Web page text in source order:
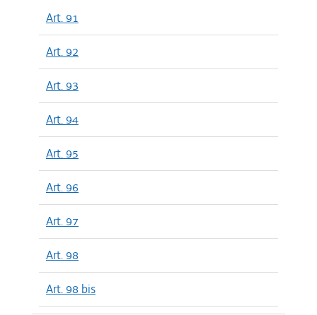
Art. 91
Art. 92
Art. 93
Art. 94
Art. 95
Art. 96
Art. 97
Art. 98
Art. 98 bis